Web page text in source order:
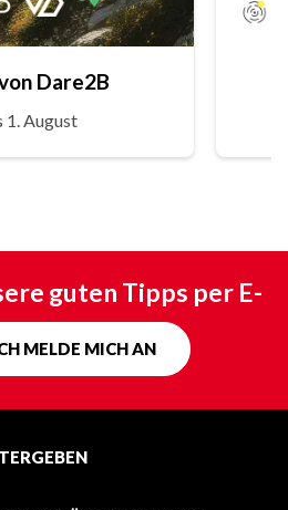
Dare2B
1. August
guten Tipps per E-
MELDE MICH AN